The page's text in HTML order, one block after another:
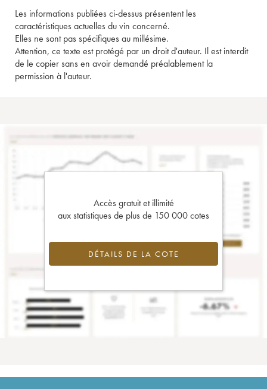
Les informations publiées ci-dessus présentent les
caractéristiques actuelles du vin concerné.
Elles ne sont pas spécifiques au millésime.
Attention, ce texte est protégé par un droit d'auteur. Il est interdit
de le copier sans en avoir demandé préalablement la
permission à l'auteur.
Accès gratuit et illimité
aux statistiques de plus de 150 000 cotes
DÉTAILS DE LA COTE